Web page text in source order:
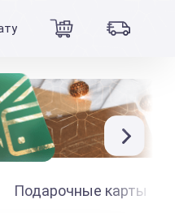
Подарочные карты